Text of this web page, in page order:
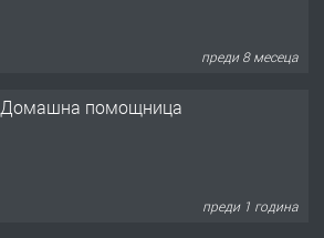
преди 8 месеца
Домашна помощница
преди 1 година